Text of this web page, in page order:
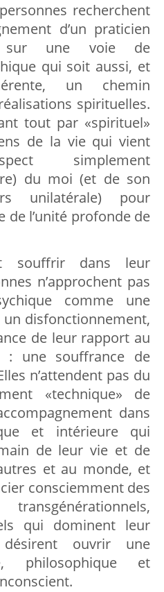
recherchent
d’un praticien
une voie de
qui soit aussi, et
un chemin
spirituelles.
tout par «spirituel»
de la vie qui vient
simplement
du moi (et de son
unilatérale) pour
de l’unité profonde de
souffrir dans leur
n’approchent pas
comme une
disfonctionnement,
de leur rapport au
: une souffrance de
n’attendent pas du
«technique» de
dans
et intérieure qui
de leur vie et de
et au monde, et
consciemment des
qui dominent leur
désirent ouvrir une
philosophique et